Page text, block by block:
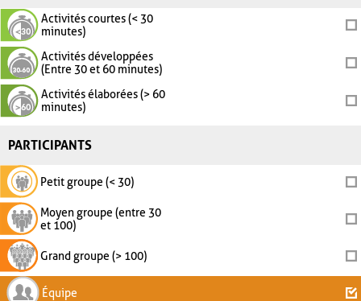
Activités courtes (< 30
minutes)
Activités développées
(Entre 30 et 60 minutes)
Activités élaborées (> 60
minutes)
PARTICIPANTS
Petit groupe (< 30)
Moyen groupe (entre 30
et 100)
Grand groupe (> 100)
Équipe